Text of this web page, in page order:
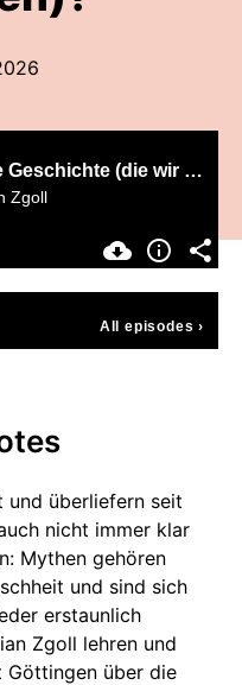
Was ist die älteste Geschichte (die wir immer noch erzählen)?
Zgoll
All episodes ›
und überliefern seit
nicht immer klar
Mythen gehören
und sind sich
erstaunlich
Zgoll lehren und
Göttingen über die